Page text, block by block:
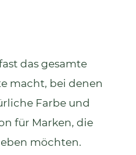
das gesamte
macht, bei denen
Farbe und
für Marken, die
möchten.